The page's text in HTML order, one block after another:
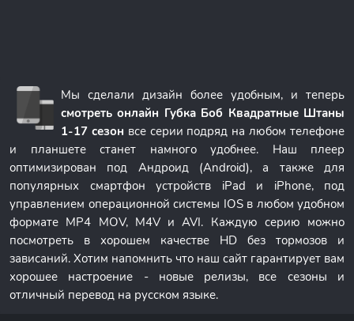
Мы сделали дизайн более удобным, и теперь
смотреть онлайн Губка Боб Квадратные Штаны
1-17 сезон все серии подряд на любом телефоне
и планшете станет намного удобнее. Наш плеер
оптимизирован под Андроид (Android), а также для
популярных смартфон устройств iPad и iPhone, под
управлением операционной системы IOS в любом удобном
формате MP4 MOV, M4V и AVI. Каждую серию можно
посмотреть в хорошем качестве HD без тормозов и
зависаний. Хотим напомнить что наш сайт гарантирует вам
хорошее настроение - новые релизы, все сезоны и
отличный перевод на русском языке.